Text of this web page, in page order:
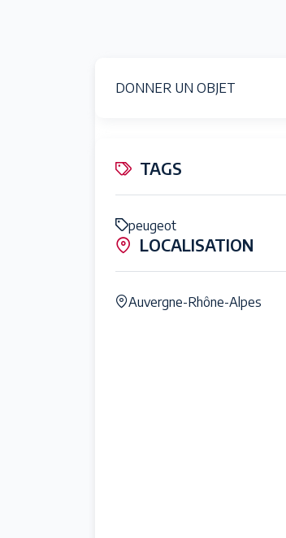
DONNER UN OBJET
TAGS
peugeot
LOCALISATION
Auvergne-Rhône-Alpes